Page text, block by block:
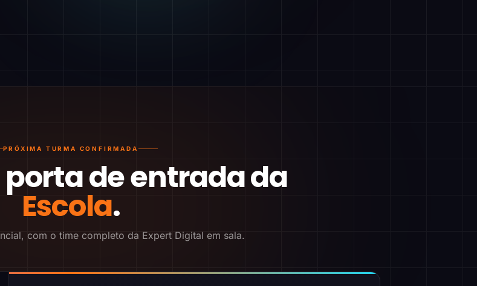
PRÓXIMA TURMA CONFIRMADA
de entrada da
Escola.
com o time completo da Expert Digital em sala.